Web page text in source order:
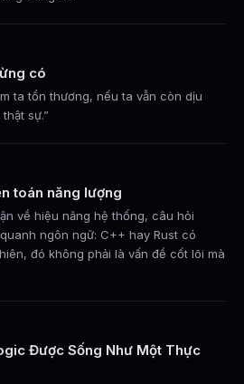
có
ta tổn thương, nếu ta vẫn còn dịu
sự.”
toán năng lượng
về hiệu năng hệ thống, câu hỏi
ngôn ngữ: C++ hay Rust có
đó không phải là vấn đề cốt lõi mà
Được Sống Như Một Thực